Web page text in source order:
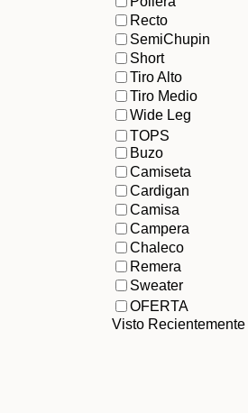
Recto
SemiChupin
Short
Tiro Alto
Tiro Medio
Wide Leg
TOPS
Buzo
Camiseta
Cardigan
Camisa
Campera
Chaleco
Remera
Sweater
OFERTA
Visto Recientemente